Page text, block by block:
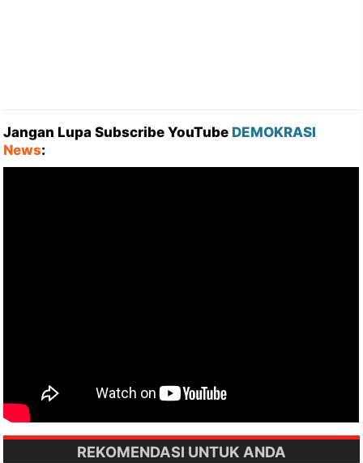
Jangan Lupa Subscribe YouTube DEMOKRASI
News:
REKOMENDASI UNTUK ANDA